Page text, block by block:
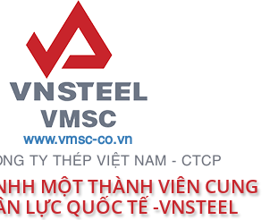
www.vmsc-co.vn
TY THÉP VIỆT NAM - CTCP
MỘT THÀNH VIÊN CUNG
LỰC QUỐC TẾ -VNSTEEL